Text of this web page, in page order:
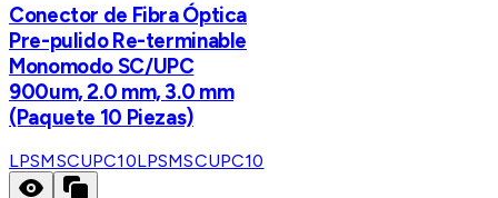
Conector de Fibra Óptica
Pre-pulido Re-terminable
Monomodo SC/UPC
900um, 2.0 mm, 3.0 mm
(Paquete 10 Piezas)
LPSMSCUPC10LPSMSCUPC10